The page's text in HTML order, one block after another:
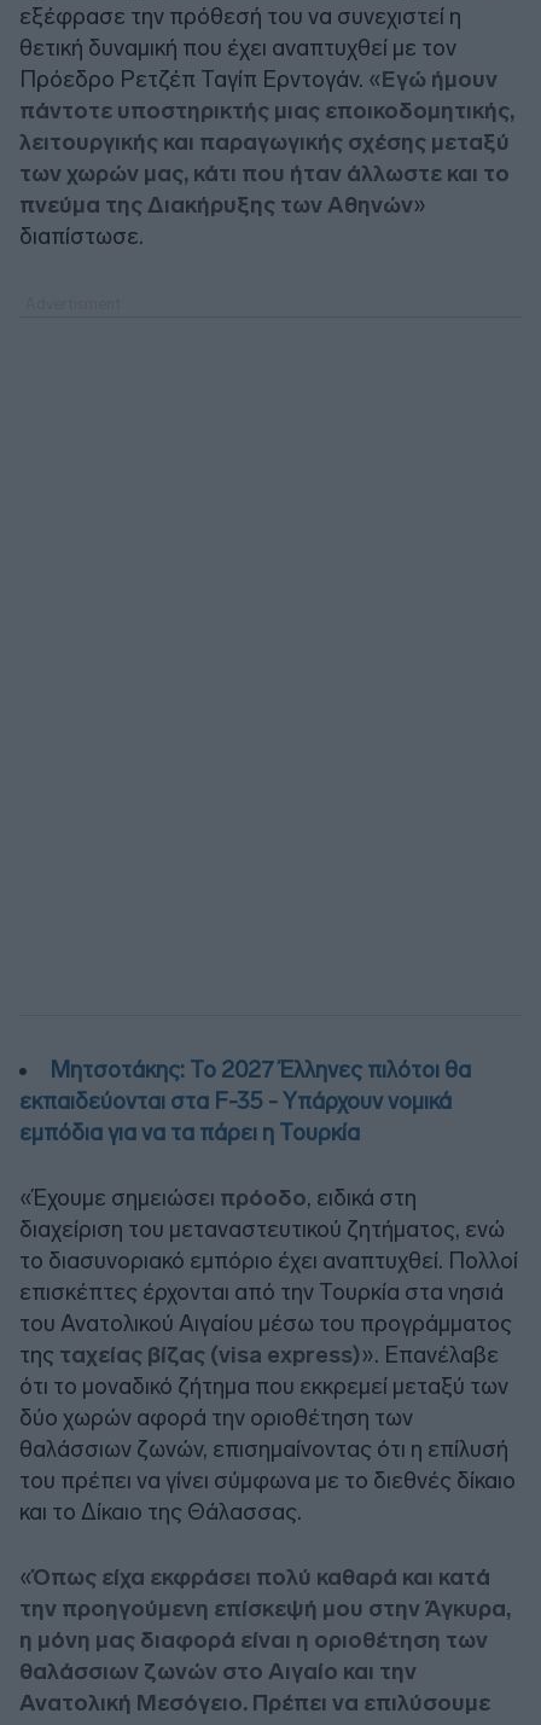
εξέφρασε την πρόθεσή του να συνεχιστεί η
θετική δυναμική που έχει αναπτυχθεί με τον
Πρόεδρο Ρετζέπ Ταγίπ Ερντογάν. «Εγώ ήμουν
πάντοτε υποστηρικτής μιας εποικοδομητικής,
λειτουργικής και παραγωγικής σχέσης μεταξύ
των χωρών μας, κάτι που ήταν άλλωστε και το
πνεύμα της Διακήρυξης των Αθηνών»
διαπίστωσε.
Μητσοτάκης: Το 2027 Έλληνες πιλότοι θα
εκπαιδεύονται στα F-35 - Υπάρχουν νομικά
εμπόδια για να τα πάρει η Τουρκία
«Έχουμε σημειώσει πρόοδο, ειδικά στη
διαχείριση του μεταναστευτικού ζητήματος, ενώ
το διασυνοριακό εμπόριο έχει αναπτυχθεί. Πολλοί
επισκέπτες έρχονται από την Τουρκία στα νησιά
του Ανατολικού Αιγαίου μέσω του προγράμματος
της ταχείας βίζας (visa express)». Επανέλαβε
ότι το μοναδικό ζήτημα που εκκρεμεί μεταξύ των
δύο χωρών αφορά την οριοθέτηση των
θαλάσσιων ζωνών, επισημαίνοντας ότι η επίλυσή
του πρέπει να γίνει σύμφωνα με το διεθνές δίκαιο
και το Δίκαιο της Θάλασσας.
«Όπως είχα εκφράσει πολύ καθαρά και κατά
την προηγούμενη επίσκεψή μου στην Άγκυρα,
η μόνη μας διαφορά είναι η οριοθέτηση των
θαλάσσιων ζωνών στο Αιγαίο και την
Ανατολική Μεσόγειο. Πρέπει να επιλύσουμε